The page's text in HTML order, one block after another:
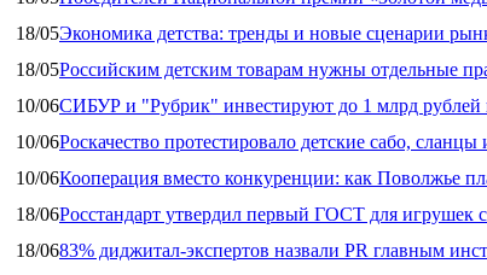
18/05Экономика детства: тренды и новые сценарии
18/05Российским детским товарам нужны отдельные
10/06СИБУР и "Рубрик" инвестируют до 1 млрд рублей
10/06Роскачество протестировало детские сабо,
10/06Кооперация вместо конкуренции: как Поволжье
18/06Росстандарт утвердил первый ГОСТ для игрушек
18/0683% диджитал‑экспертов назвали PR главным